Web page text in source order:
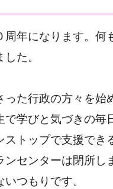
年になります。
た。
った行政の方々を
学びと気づきの
トップで支援で
センターは閉所
つもりです。